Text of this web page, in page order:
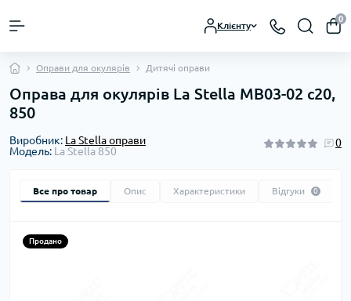
Клієнту
0
Оправи для окулярів Дитячі оправи
Оправа для окулярів La Stella MB03-02 c20,
850
Виробник: La Stella оправи
Модель: La Stella 850
0
Все про товар Опис Характеристики Відгуки 0
Продано